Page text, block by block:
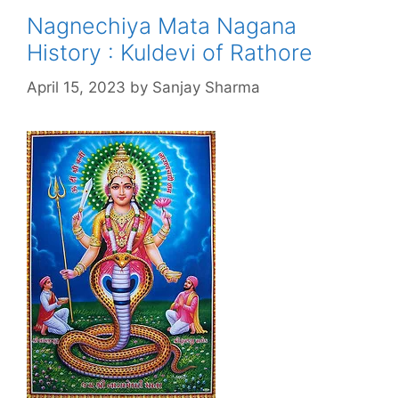
Nagnechiya Mata Nagana
History : Kuldevi of Rathore
April 15, 2023 by Sanjay Sharma